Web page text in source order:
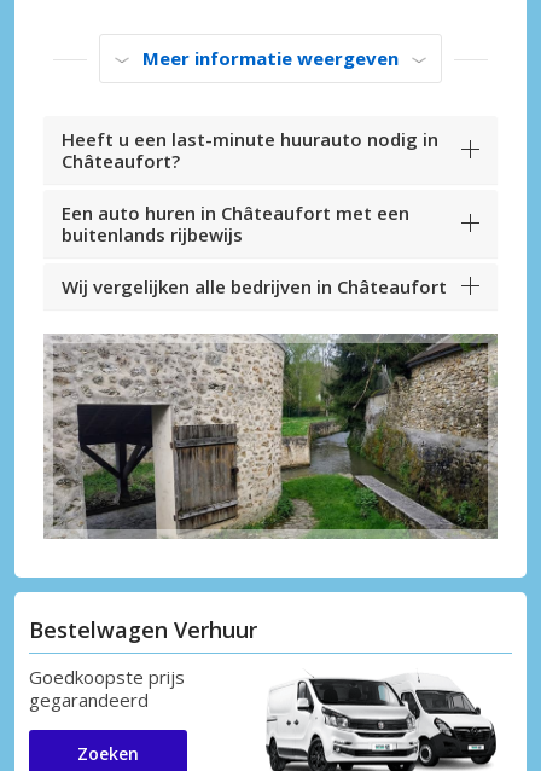
Meer informatie weergeven
Heeft u een last-minute huurauto nodig in
Châteaufort?
Een auto huren in Châteaufort met een
buitenlands rijbewijs
Wij vergelijken alle bedrijven in Châteaufort
Bestelwagen Verhuur
Goedkoopste prijs
gegarandeerd
Zoeken